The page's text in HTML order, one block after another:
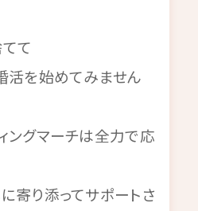
て
活を始めてみません
ングマーチは全力で応
寄り添ってサポートさ